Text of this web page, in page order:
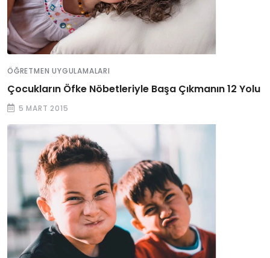
ÖĞRETMEN UYGULAMALARI
Çocukların Öfke Nöbetleriyle Başa Çıkmanın 12 Yolu
5 MART 2015